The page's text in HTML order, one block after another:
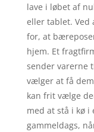
lave i løbet af
eller tablet. Ved
for, at
hjem. Et
sender varerne
vælger at få
kan frit vælge
med at stå i kø
gammeldags,